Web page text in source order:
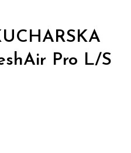
Pro L/S